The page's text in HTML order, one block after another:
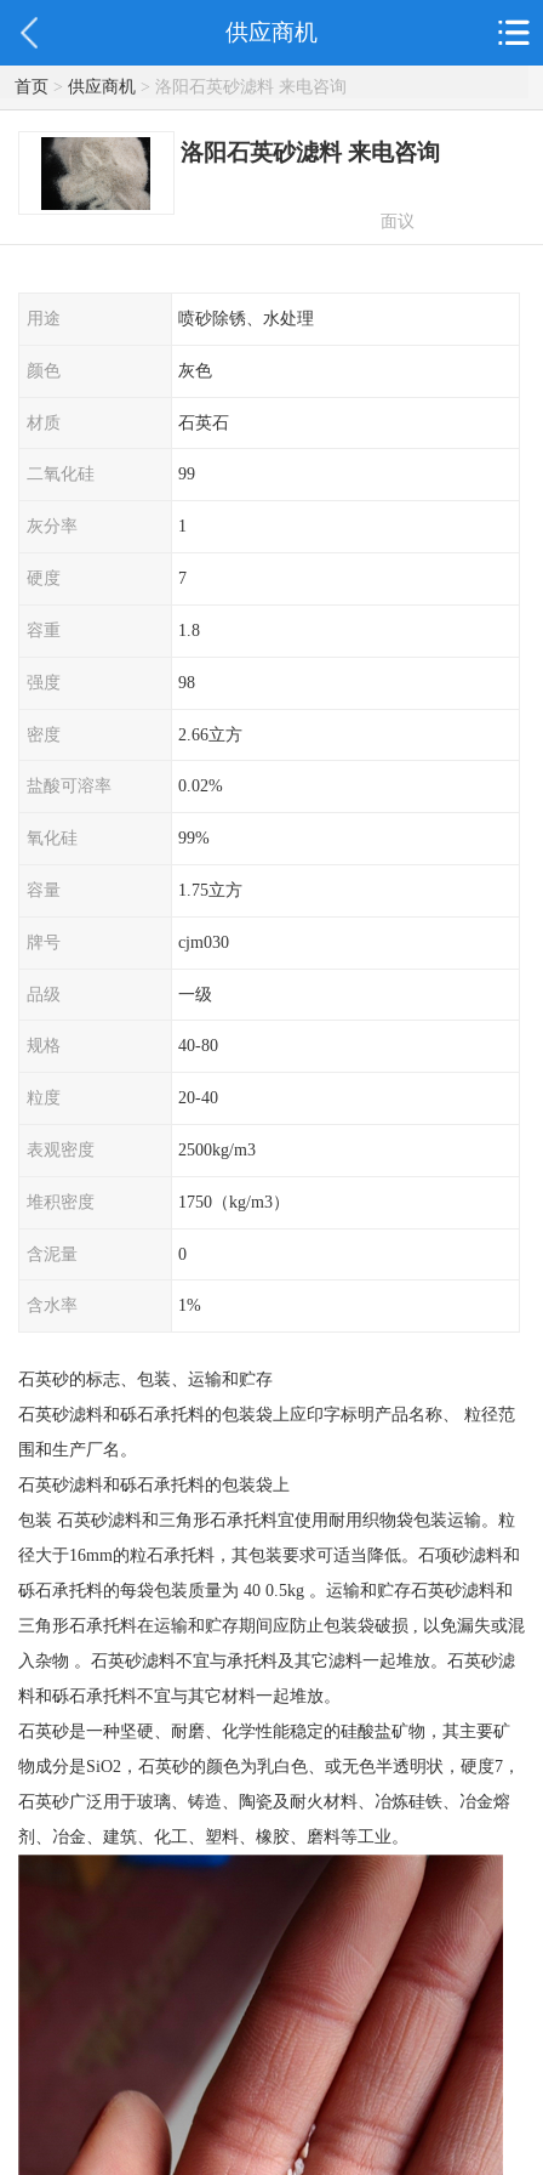
供应商机
首页> 供应商机> 洛阳石英砂滤料 来电咨询
洛阳石英砂滤料 来电咨询
面议
用途 喷砂除锈、水处理
颜色 灰色
材质 石英石
二氧化硅 99
灰分率 1
硬度 7
容重 1.8
强度 98
密度 2.66立方
盐酸可溶率 0.02%
氧化硅 99%
容量 1.75立方
牌号 cjm030
品级 一级
规格 40-80
粒度 20-40
表观密度 2500kg/m3
堆积密度 1750（kg/m3）
含泥量 0
含水率 1%
石英砂的标志、包装、运输和贮存
石英砂滤料和砾石承托料的包装袋上应印字标明产品名称、 粒径范
围和生产厂名。
石英砂滤料和砾石承托料的包装袋上
包装 石英砂滤料和三角形石承托料宜使用耐用织物袋包装运输。粒
径大于16mm的粒石承托料，其包装要求可适当降低。石项砂滤料和
砾石承托料的每袋包装质量为 40 0.5kg 。运输和贮存石英砂滤料和
三角形石承托料在运输和贮存期间应防止包装袋破损 , 以免漏失或混
入杂物 。石英砂滤料不宜与承托料及其它滤料一起堆放。石英砂滤
料和砾石承托料不宜与其它材料一起堆放。
石英砂是一种坚硬、耐磨、化学性能稳定的硅酸盐矿物，其主要矿
物成分是SiO2，石英砂的颜色为乳白色、或无色半透明状，硬度7，
石英砂广泛用于玻璃、铸造、陶瓷及耐火材料、冶炼硅铁、冶金熔
剂、冶金、建筑、化工、塑料、橡胶、磨料等工业。